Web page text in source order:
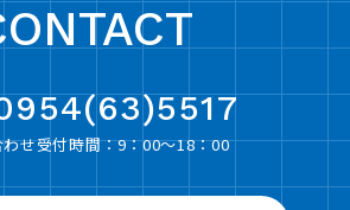
せ受付時間：9：00〜18：00